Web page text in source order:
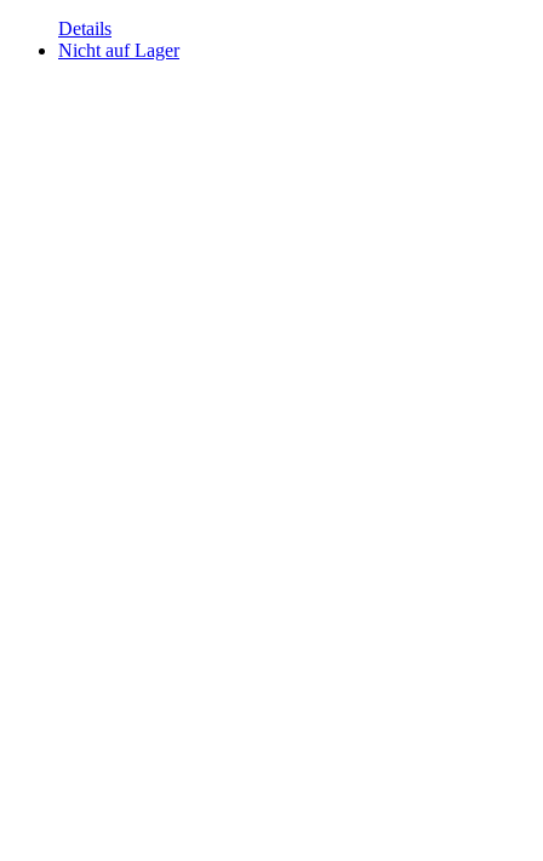
Details
Nicht auf Lager